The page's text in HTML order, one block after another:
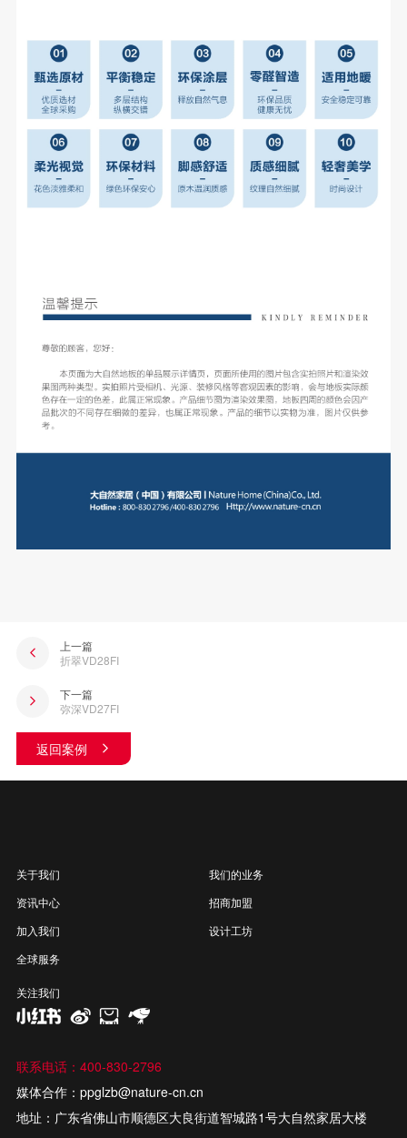
上一篇
折翠VD28FI
返回案例
下一篇
弥深VD27FI
关于我们
我们的业务
资讯中心
招商加盟
加入我们
设计工坊
全球服务
关注我们
联系电话：400-830-2796
媒体合作：ppglzb@nature-cn.cn
地址：广东省佛山市顺德区大良街道智城路1号大自然家居大楼